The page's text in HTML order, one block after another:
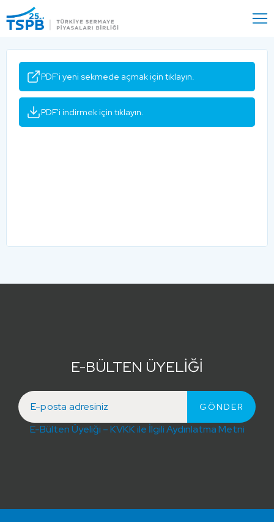
Close
PDF'i yeni sekmede açmak için tıklayın.
PDF'i indirmek için tıklayın.
E-BÜLTEN ÜYELİĞİ
E-Bülten Üyeliği – KVKK ile İlgili Aydınlatma Metni